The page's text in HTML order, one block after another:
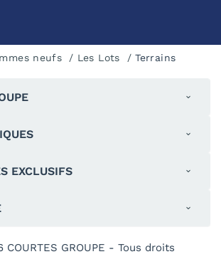
neufs Les Lots Terrains
EXCLUSIFS
GROUPE - Tous droits